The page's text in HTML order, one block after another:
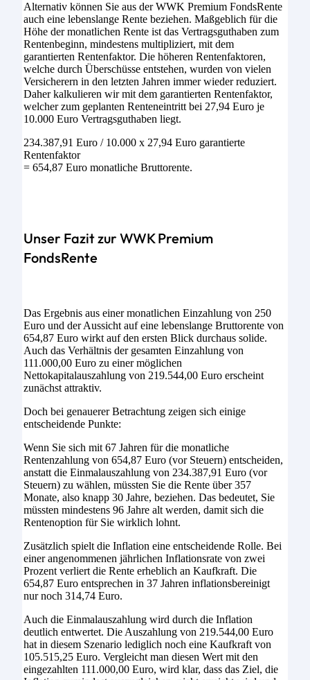
Alternativ können Sie aus der WWK Premium FondsRente
auch eine lebenslange Rente beziehen. Maßgeblich für die
Höhe der monatlichen Rente ist das Vertragsguthaben zum
Rentenbeginn, mindestens multipliziert, mit dem
garantierten Rentenfaktor. Die höheren Rentenfaktoren,
welche durch Überschüsse entstehen, wurden von vielen
Versicherern in den letzten Jahren immer wieder reduziert.
Daher kalkulieren wir mit dem garantierten Rentenfaktor,
welcher zum geplanten Renteneintritt bei 27,94 Euro je
10.000 Euro Vertragsguthaben liegt.
234.387,91 Euro / 10.000 x 27,94 Euro garantierte
Rentenfaktor
= 654,87 Euro monatliche Bruttorente.
Unser Fazit zur WWK Premium
FondsRente
Das Ergebnis aus einer monatlichen Einzahlung von 250
Euro und der Aussicht auf eine lebenslange Bruttorente von
654,87 Euro wirkt auf den ersten Blick durchaus solide.
Auch das Verhältnis der gesamten Einzahlung von
111.000,00 Euro zu einer möglichen
Nettokapitalauszahlung von 219.544,00 Euro erscheint
zunächst attraktiv.
Doch bei genauerer Betrachtung zeigen sich einige
entscheidende Punkte:
Wenn Sie sich mit 67 Jahren für die monatliche
Rentenzahlung von 654,87 Euro (vor Steuern) entscheiden,
anstatt die Einmalauszahlung von 234.387,91 Euro (vor
Steuern) zu wählen, müssten Sie die Rente über 357
Monate, also knapp 30 Jahre, beziehen. Das bedeutet, Sie
müssten mindestens 96 Jahre alt werden, damit sich die
Rentenoption für Sie wirklich lohnt.
Zusätzlich spielt die Inflation eine entscheidende Rolle. Bei
einer angenommenen jährlichen Inflationsrate von zwei
Prozent verliert die Rente erheblich an Kaufkraft. Die
654,87 Euro entsprechen in 37 Jahren inflationsbereinigt
nur noch 314,74 Euro.
Auch die Einmalauszahlung wird durch die Inflation
deutlich entwertet. Die Auszahlung von 219.544,00 Euro
hat in diesem Szenario lediglich noch eine Kaufkraft von
105.515,25 Euro. Vergleicht man diesen Wert mit den
eingezahlten 111.000,00 Euro, wird klar, dass das Ziel, die